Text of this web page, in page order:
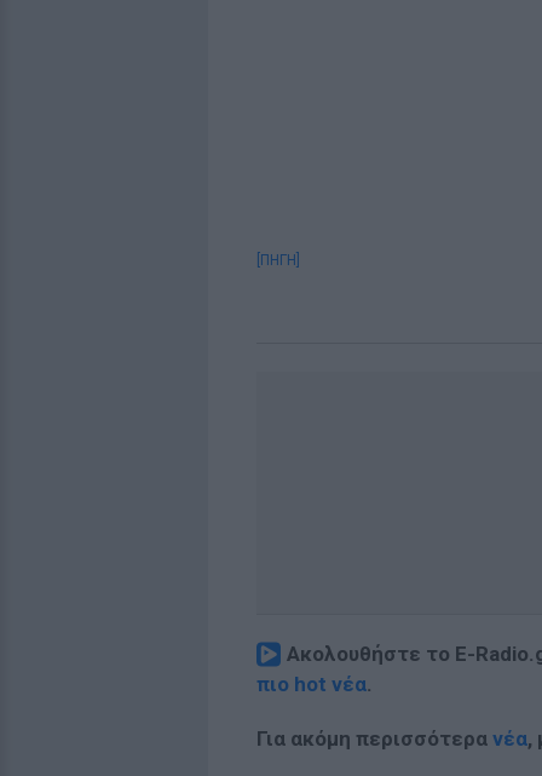
[ΠΗΓΗ]
Ακολουθήστε το E-
πιο hot νέα.
Για ακόμη περισσότερα νέα,